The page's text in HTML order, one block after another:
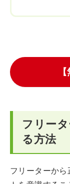
フリー
る方法
フリーターか